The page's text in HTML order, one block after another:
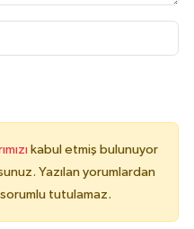
kabul etmiş bulunuyor
Yazılan yorumlardan
tutulamaz.